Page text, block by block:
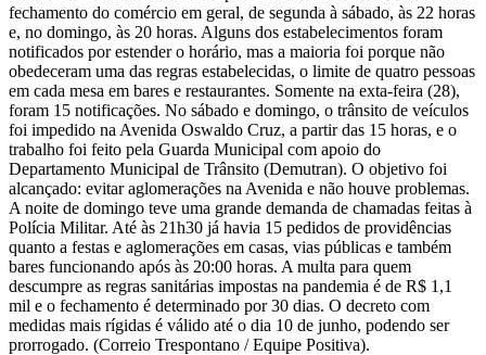
fechamento do comércio em geral, de segunda à sábado, às 22 horas
e, no domingo, às 20 horas. Alguns dos estabelecimentos foram
notificados por estender o horário, mas a maioria foi porque não
obedeceram uma das regras estabelecidas, o limite de quatro pessoas
em cada mesa em bares e restaurantes. Somente na exta-feira (28),
foram 15 notificações. No sábado e domingo, o trânsito de veículos
foi impedido na Avenida Oswaldo Cruz, a partir das 15 horas, e o
trabalho foi feito pela Guarda Municipal com apoio do
Departamento Municipal de Trânsito (Demutran). O objetivo foi
alcançado: evitar aglomerações na Avenida e não houve problemas.
A noite de domingo teve uma grande demanda de chamadas feitas à
Polícia Militar. Até às 21h30 já havia 15 pedidos de providências
quanto a festas e aglomerações em casas, vias públicas e também
bares funcionando após às 20:00 horas. A multa para quem
descumpre as regras sanitárias impostas na pandemia é de R$ 1,1
mil e o fechamento é determinado por 30 dias. O decreto com
medidas mais rígidas é válido até o dia 10 de junho, podendo ser
prorrogado. (Correio Trespontano / Equipe Positiva).